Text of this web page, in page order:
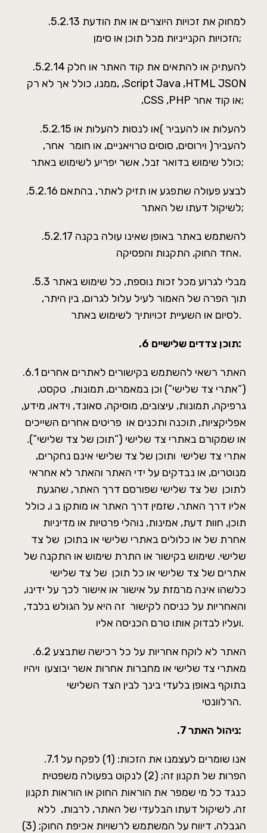
.5.2.13 למחוק את זכויות היוצרים או את הודעת
הזכויות הקנייניות מכל תוכן או סימן;
.5.2.14 להעתיק או להתאים את קוד האתר או חלק
ממנו, כולל אך לא רק, ,Script Java ,HTML JSON
,CSS ,PHP או קוד אחר;
.5.2.15 להעלות או להעביר )או לנסות להעלות או
להעביר( וירוסים, סוסים טרויאניים, או חומר אחר,
כולל שימוש בדואר זבל, אשר יפריע לשימוש באתר;
.5.2.16 לבצע פעולה שתפגע או תזיק לאתר, בהתאם
לשיקול דעתו של האתר;
.5.2.17 להשתמש באתר באופן שאינו עולה בקנה
אחד החוק, התקנות והפסיקה.
.5.3 מבלי לגרוע מכל זכות נוספת, כל שימוש באתר
תוך הפרה של האמור לעיל עלול לגרום, בין היתר,
לסיום או השעיית זכויותיך לשימוש באתר.
.6 תוכן צדדים שלישיים:
.6.1 האתר רשאי להשתמש בקישורים לאתרים אחרים
(“אתרי צד שלישי”) וכן במאמרים, תמונות, טקסט,
גרפיקה, תמונות, עיצובים, מוסיקה, סאונד, וידאו, מידע,
אפליקציות, תוכנה ותכנים או פריטים אחרים השייכים
או שמקורם באתרי צד שלישי (“תוכן של צד שלישי”).
אתרי צד שלישי ותוכן של צד שלישי אינם נחקרים,
מנוטרים, או נבדקים על ידי האתר והאתר לא אחראי
לתוכן של צד שלישי שפורסם דרך האתר, שהגעת
אליו דרך האתר, שזמין דרך האתר או מותקן ב ו, כולל
תוכן, חוות דעת, אמינות, נוהלי פרטיות או מדיניות
אחרת של או כלולים באתרי שלישי או בתוכן של צד
שלישי. שימוש בקישור או התרת שימוש או התקנה של
אתרים של צד שלישי או כל תוכן של צד שלישי
כלשהו אינה מרמזת על אישור או אישור לכך על ידינו,
והאחריות על כניסה לקישור זה היא על הגולש בלבד,
ועליו לבדוק אותו טרם הכניסה אליו.
.6.2 האתר לא לוקח אחריות על כל רכישה שתבצע
מאתרי צד שלישי או מחברות אחרות אשר יבוצעו ויהיו
בתוקף באופן בלעדי בינך לבין הצד השלישי
הרלוונטי.
.7 ניהול האתר:
.7.1 אנו שומרים לעצמנו את הזכות: (1) לפקח על
הפרות של תקנון זה; (2) לנקוט בפעולה משפטית
כנגד כל מי שמפר את הוראות החוק או הוראות תקנון
זה, לשיקול דעתו הבלעדי של האתר, לרבות, ללא
הגבלה, דיווח על המשתמש לרשויות אכיפת החוק; (3)